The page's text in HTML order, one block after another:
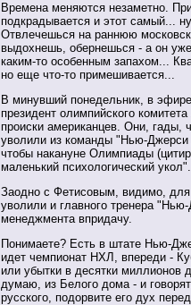
Времена меняются незаметно.
подкрадывается и этот самый...
Отвлечешься на раннюю
выдохнешь, обернешься - а он
каким-то особенным запахом...
но еще что-то примешивается...
В минувший понедельник, в
президент олимпийского
происки американцев. Они, гады,
уволили из команды "Нью-
чтобы накануне Олимпиады
маленький психологический укол".
Заодно с Фетисовым, видимо, для
уволили и главного тренера
менеджмента впридачу.
Понимаете? Есть в штате Нью-
идет чемпионат НХЛ, впереди -
или убытки в десятки миллионов
думаю, из Белого дома - и
русского, подорвите его дух